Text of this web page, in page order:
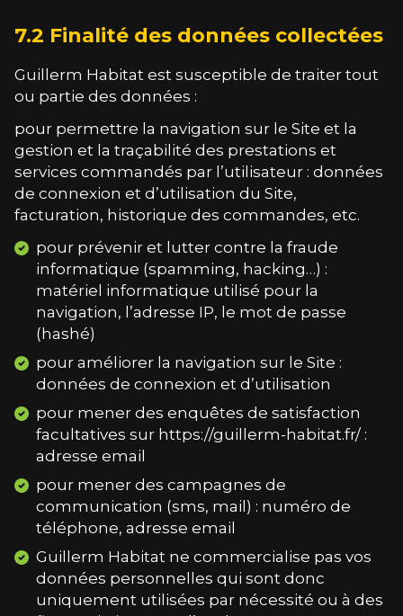
7.2 Finalité des données collectées
Guillerm Habitat est susceptible de traiter tout
ou partie des données :
pour permettre la navigation sur le Site et la
gestion et la traçabilité des prestations et
services commandés par l’utilisateur : données
de connexion et d’utilisation du Site,
facturation, historique des commandes, etc.
pour prévenir et lutter contre la fraude
informatique (spamming, hacking…) :
matériel informatique utilisé pour la
navigation, l’adresse IP, le mot de passe
(hashé)
pour améliorer la navigation sur le Site :
données de connexion et d’utilisation
pour mener des enquêtes de satisfaction
facultatives sur https://guillerm-habitat.fr/ :
adresse email
pour mener des campagnes de
communication (sms, mail) : numéro de
téléphone, adresse email
Guillerm Habitat ne commercialise pas vos
données personnelles qui sont donc
uniquement utilisées par nécessité ou à des